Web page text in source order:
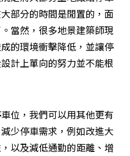
部分的時間是閒置的，面
當然，很多地景建築師現
的環境衝擊降低，並讓停
計上單向的努力並不能根
位，我們可以用其他更有
少停車需求，例如改進大
以及減低通勤的距離、增